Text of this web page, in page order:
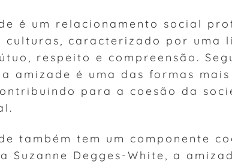
é um relacionamento social
culturas, caracterizado por uma
respeito e compreensão.
a amizade é uma das formas
para a coesão da
também tem um componente
Suzanne Degges-White, a